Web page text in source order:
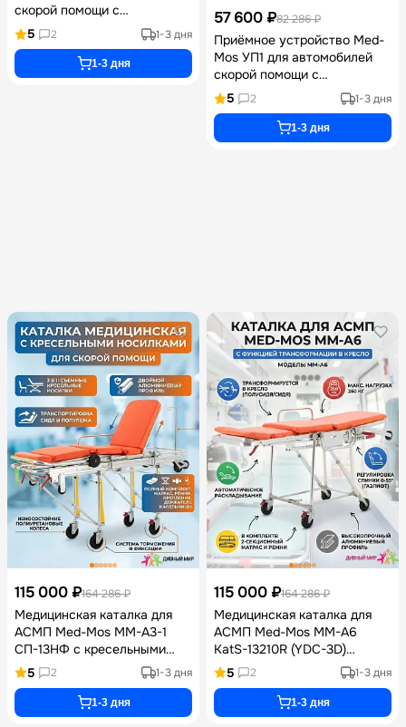
скорой помощи с
продольно-поперечным
перемещением платформы и
регулировкой угла наклона
щита до 25 градусов
5 2 1-3 дня
1-3 дня
57 600 ₽82 286 ₽
Приёмное устройство Med-
Mos УП1 для автомобилей
скорой помощи с
поперечным перемещением
платформы регулировкой
угла наклона щита и
нагрузкой до 200 кг артикул
5 2 1-3 дня
1-3 дня
115 000 ₽164 286 ₽
Медицинская каталка для
АСМП Med-Mos ММ-А3-1
СП-13НФ с кресельными
носилками, алюминиевым
каркасом, гидравлическим
приводом, матрасом и
инфузионной стойкой
5 2 1-3 дня
1-3 дня
115 000 ₽164 286 ₽
Медицинская каталка для
АСМП Med-Mos ММ-А6
KatS-13210R (YDC-3D)
трансформируемая в кресло
с алюминиевым каркасом,
инфузионной стойкой и
матрасом нагрузкой до 250
5 2 1-3 дня
1-3 дня